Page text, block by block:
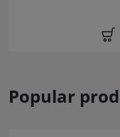
Popular